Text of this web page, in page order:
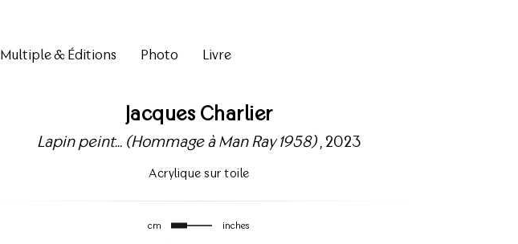
Multiple & Éditions Photo Livre
Jacques Charlier
Lapin peint... (Hommage à Man Ray 1958), 2023
Acrylique sur toile
cm inches